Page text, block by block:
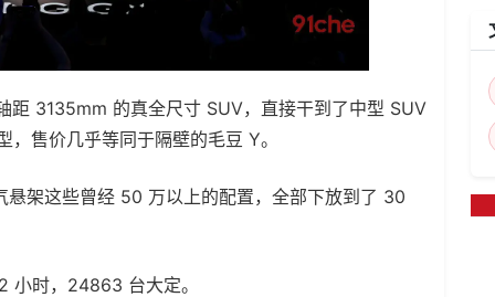
3135mm 的真全尺寸 SUV，直接干到了中型 SUV
售价几乎等同于隔壁的毛豆 Y。
架这些曾经 50 万以上的配置，全部下放到了 30
小时，24863 台大定。